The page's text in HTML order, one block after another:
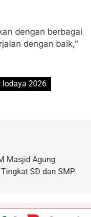
dengan berbagai
dengan baik,”
lodaya 2026
Masjid Agung
SD dan SMP